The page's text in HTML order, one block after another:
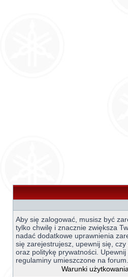
Aby się zalogować, musisz być
tylko chwilę i znacznie zwiększa
nadać dodatkowe uprawnienia
się zarejestrujesz, upewnij się,
oraz politykę prywatności.
regulaminy umieszczone na forum.
Warunki użytkowania